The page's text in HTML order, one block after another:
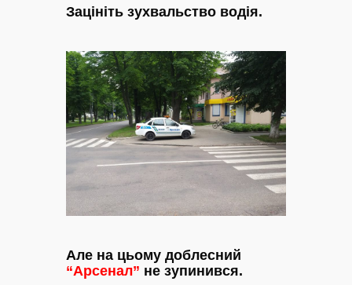
Зацініть зухвальство водія.
Але на цьому доблесний
“Арсенал” не зупинився.